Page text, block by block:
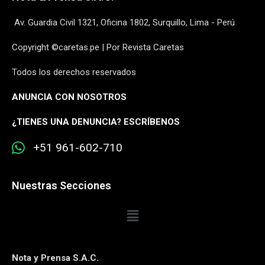
Av. Guardia Civil 1321, Oficina 1802, Surquillo, Lima - Perú
Copyright ©caretas.pe | Por Revista Caretas
Todos los derechos reservados
ANUNCIA CON NOSOTROS
¿TIENES UNA DENUNCIA? ESCRÍBENOS
+51 961-602-710
Nuestras Secciones
Nota y Prensa S.A.C.